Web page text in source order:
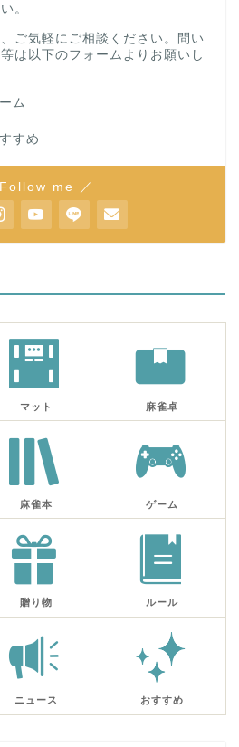
。
ご気軽にご相談ください。問い
は以下のフォームよりお願いし
ム
すめ
me ／
マット 麻雀卓
麻雀本 ゲーム
贈り物 ルール
ニュース おすすめ